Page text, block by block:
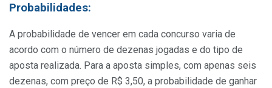
Probabilidades:
A probabilidade de vencer em cada concurso varia de
acordo com o número de dezenas jogadas e do tipo de
aposta realizada. Para a aposta simples, com apenas seis
dezenas, com preço de R$ 3,50, a probabilidade de ganhar